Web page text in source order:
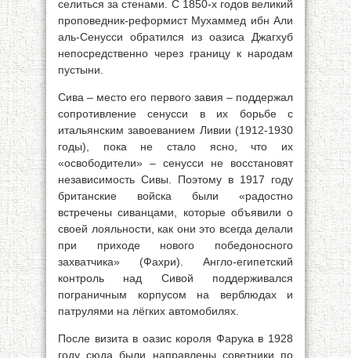
селиться за стенами. С 1850-х годов великий
проповедник-реформист Мухаммед ибн Али
аль-Сенусси обратился из оазиса Джагхуб
непосредственно через границу к народам
пустыни.
Сива – место его первого завия – поддержал
сопротивление сенусси в их борьбе с
итальянским завоеванием Ливии (1912-1930
годы), пока не стало ясно, что их
«освободители» – сенусси не восстановят
независимость Сивы. Поэтому в 1917 году
британские войска были «радостно
встречены сиванцами, которые объявили о
своей лояльности, как они это всегда делали
при приходе нового победоносного
захватчика» (Фахри). Англо-египетский
контроль над Сивой поддерживался
пограничным корпусом на верблюдах и
патрулями на лёгких автомобилях.
После визита в оазис короля Фарука в 1928
году сюда были направлены советники по